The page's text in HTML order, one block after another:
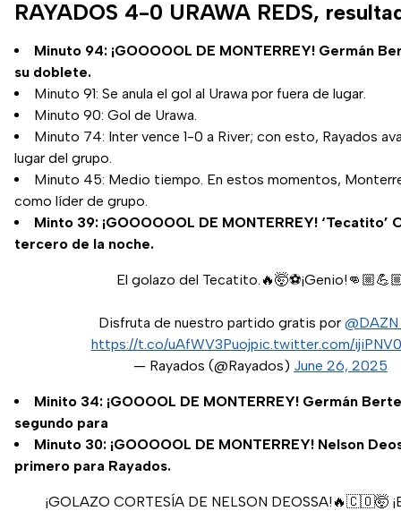
RAYADOS 4-0 URAWA REDS,
Minuto 94: ¡GOOOOOL DE MONTERREY! Germán
su doblete.
Minuto 91: Se anula el gol al Urawa por fuera de lugar.
Minuto 90: Gol de Urawa.
Minuto 74: Inter vence 1-0 a River; con esto, Rayados
lugar del grupo.
Minuto 45: Medio tiempo. En estos momentos,
como líder de grupo.
Minto 39: ¡GOOOOOOL DE MONTERREY! ‘Tecatito’
tercero de la noche.
El golazo del
Disfruta de nuestro partido gratis por
https://t.co/uAfWV3Puojpic.twitter.com/
— Rayados (@Rayados) June 26, 2025
Minito 34: ¡GOOOOL DE MONTERREY! Germán
segundo para
Minuto 30: ¡GOOOOOL DE MONTERREY! Nelson
primero para Rayados.
¡GOLAZO CORTESÍA DE NELSON DEOSSA!🔥🇨🇴🤯